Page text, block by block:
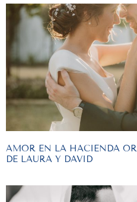
AMOR EN LA HACIENDA
DE LAURA Y DAVID